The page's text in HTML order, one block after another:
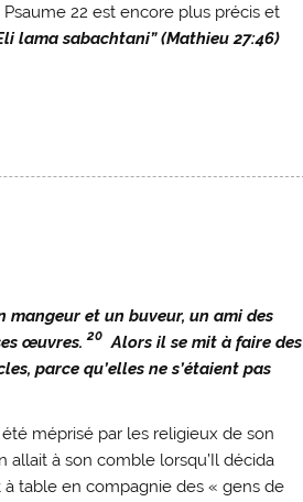
22 est encore plus précis et
lama sabachtani” (Mathieu 27:46)
mangeur et un buveur, un ami des
œuvres.20 Alors il se mit à faire des
parce qu’elles ne s’étaient pas
méprisé par les religieux de son
à son comble lorsqu’Il décida
à table en compagnie des « gens de